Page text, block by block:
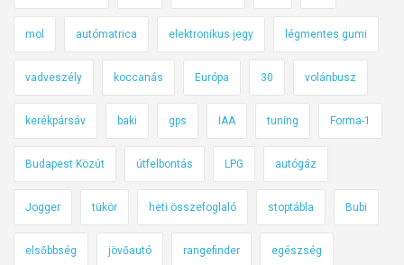
mol autómatrica elektronikus jegy légmentes gumi
vadveszély koccanás Európa 30 volánbusz
kerékpársáv baki gps IAA tuning Forma-1
Budapest Közút útfelbontás LPG autógáz
Jogger tükör heti összefoglaló stoptábla Bubi
elsőbbség jövőautó rangefinder egészség